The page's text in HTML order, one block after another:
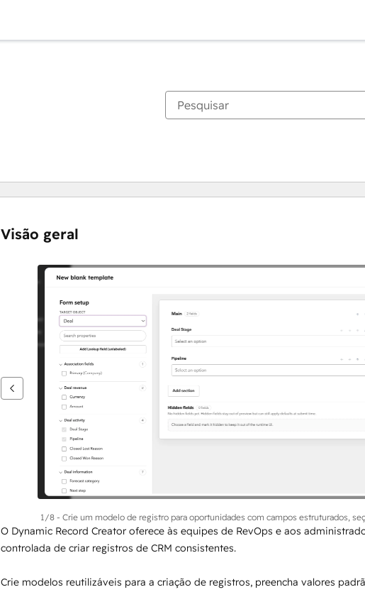
Visão geral
1/8 - Crie um modelo de registro para oportunidades com campos estruturados,
O Dynamic Record Creator oferece às equipes de RevOps e aos
controlada de criar registros de CRM consistentes.
Crie modelos reutilizáveis para a criação de registros, preencha valores